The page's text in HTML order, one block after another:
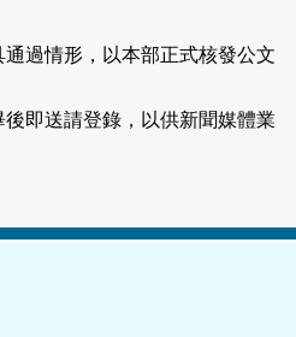
過情形，以本部正式核發公文
即送請登錄，以供新聞媒體業